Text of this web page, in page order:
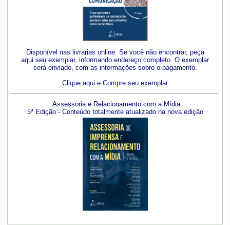
Disponível nas livrarias online. Se você não encontrar, peça
aqui seu exemplar, informando endereço completo. O exemplar
será enviado, com as informações sobre o pagamento.
Clique aqui e Compre seu exemplar
Assessoria e Relacionamento com a Mídia
5ª Edição - Conteúdo totalmente atualizado na nova edição